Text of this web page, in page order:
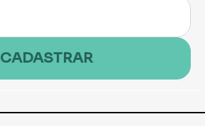
CADASTRAR